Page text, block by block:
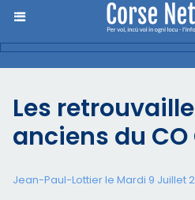
Les
anciens du
Jean-Paul-Lottier le Mardi 9 Juillet